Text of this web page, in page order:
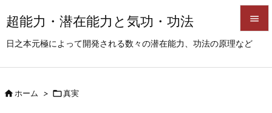
超能力・潜在能力と気功・功法
日之本元極によって開発される数々の潜在能力、功法の原理など


ホーム > 真実